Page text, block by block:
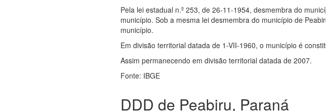
Pela lei estadual n.º 253, de 26-11-1954, desmembra do
município. Sob a mesma lei desmembra do município de
município.
Em divisão territorial datada de 1-VII-1960, o município é
Assim permanecendo em divisão territorial datada de 2007.
Fonte: IBGE
DDD de Peabiru, Paraná